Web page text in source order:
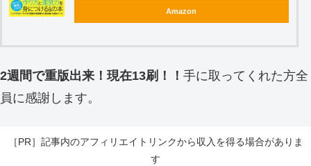
Amazon
2週間で重版出来！現在13刷！！ 手に取ってくれた方全
員に感謝します。
［PR］記事内のアフィリエイトリンクから収入を得る場合がありま
す